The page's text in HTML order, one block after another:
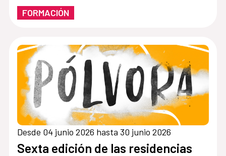
FORMACIÓN
Desde 04 junio 2026 hasta 30 junio 2026
Sexta edición de las residencias